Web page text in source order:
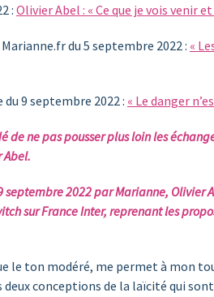
: Olivier Abel : « Ce que je vois venir
du 5 septembre 2022 : «
du 9 septembre 2022 : « Le danger
de ne pas pousser plus loin les
Abel.
2022 par Marianne,
sur France Inter, reprenant les
le ton modéré, me permet à mon
conceptions de la laïcité qui